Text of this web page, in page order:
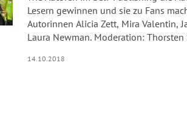
Lesern gewinnen und sie zu Fans
Autorinnen Alicia Zett, Mira Valentin,
Laura Newman. Moderation: Thorsten
14.10.2018